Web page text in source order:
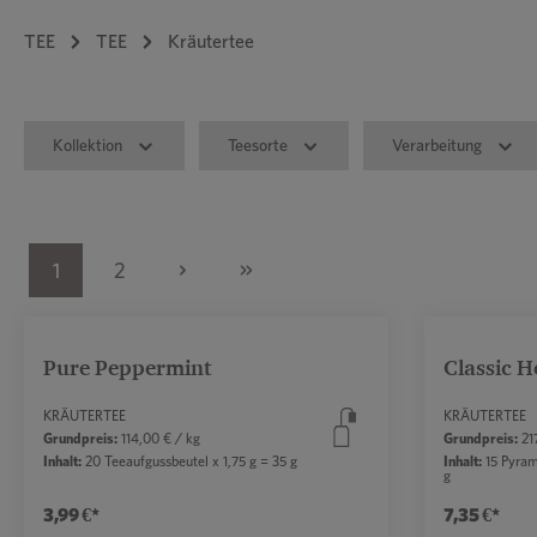
TEE TEE Kräutertee
Kollektion Teesorte Verarbeitung
1 2
Pure Peppermint
KRÄUTERTEE
Grundpreis: 114,00 € / kg
Inhalt: 20 Teeaufgussbeutel x 1,75 g = 35 g
3,99 €*
Classic
KRÄUTERTEE
Grundpreis:
Inhalt:15
g
7,35 €*